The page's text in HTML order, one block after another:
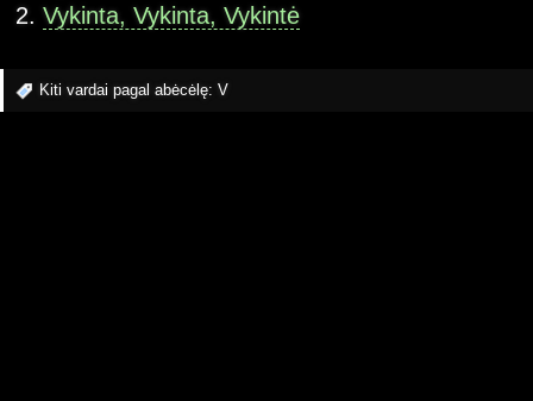
Vykinta, Vykinta, Vykintė
Kiti vardai pagal abėcėlę: V